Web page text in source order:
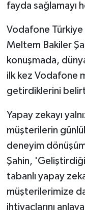
fayda sağlamayı
Vodafone Türkiye
Meltem Bakiler
konuşmada,
ilk kez Vodafone
getirdiklerini
Yapay zekayı
müşterilerin
deneyim
Şahin,
tabanlı yapay
müşterilerimize
ihtiyaçlarını